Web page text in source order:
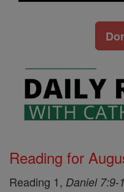
Reading for
Reading 1, Daniel 7:9-